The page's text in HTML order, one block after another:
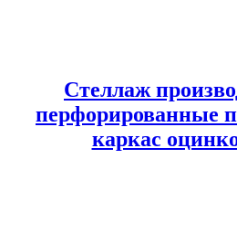
Стеллаж
перфорированные
каркас